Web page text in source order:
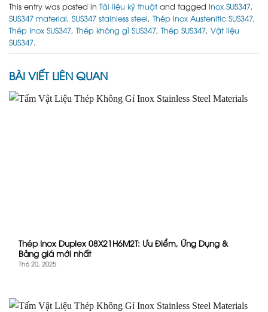
This entry was posted in Tài liệu kỹ thuậtand tagged Inox SUS347,
SUS347 material, SUS347 stainless steel, Thép Inox Austenitic SUS347,
Thép Inox SUS347, Thép không gỉ SUS347, Thép SUS347, Vật liệu
SUS347.
BÀI VIẾT LIÊN QUAN
Thép Inox Duplex 08X21H6M2T: Ưu Điểm, Ứng Dụng &
Bảng giá mới nhất
Th6 20, 2025